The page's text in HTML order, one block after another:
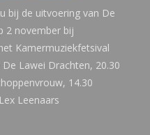
bij de uitvoering van De
2 november bij
Kamermuziekfetsival
Lawei Drachten, 20.30
14.30
Leenaars